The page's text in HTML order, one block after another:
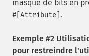
masque de bits en
#[Attribute] .
Exemple #2
pour restreindre